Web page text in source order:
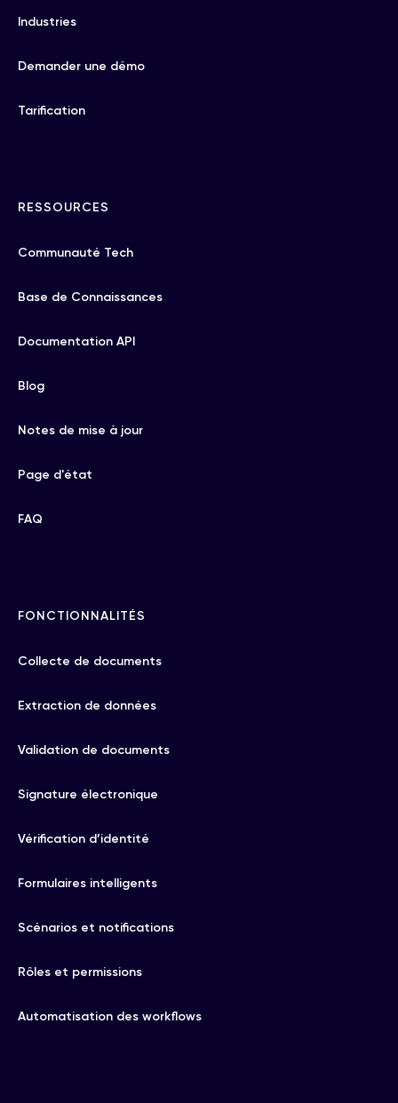
Industries
Demander une démo
Tarification
RESSOURCES
Communauté Tech
Base de Connaissances
Documentation API
Blog
Notes de mise à jour
Page d'état
FAQ
FONCTIONNALITÉS
Collecte de documents
Extraction de données
Validation de documents
Signature électronique
Vérification d’identité
Formulaires intelligents
Scénarios et notifications
Rôles et permissions
Automatisation des workflows